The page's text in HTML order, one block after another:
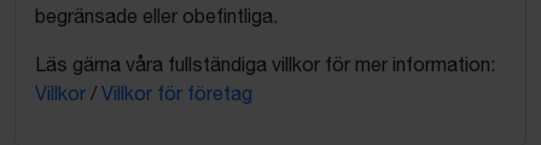
begränsade eller obefintliga.
Läs gärna våra fullständiga villkor för mer information:
Villkor / Villkor för företag